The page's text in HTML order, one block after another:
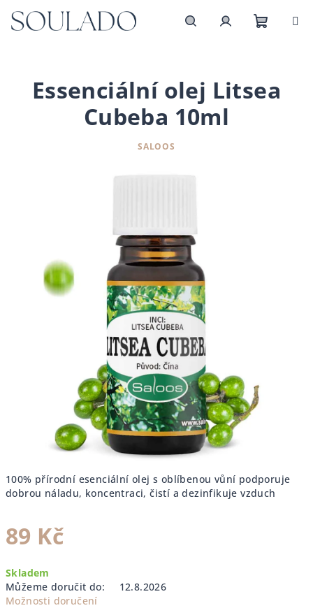
na
obsah
košík
100% přírodní esenciální olej s oblíbenou vůní podporuje
dobrou náladu, koncentraci, čistí a dezinfikuje vzduch
89 Kč
cena:
Skladem
Můžeme doručit do:
12.8.2026
Možnosti doručení
Essenciální olej Litsea
Cubeba 10ml
SALOOS